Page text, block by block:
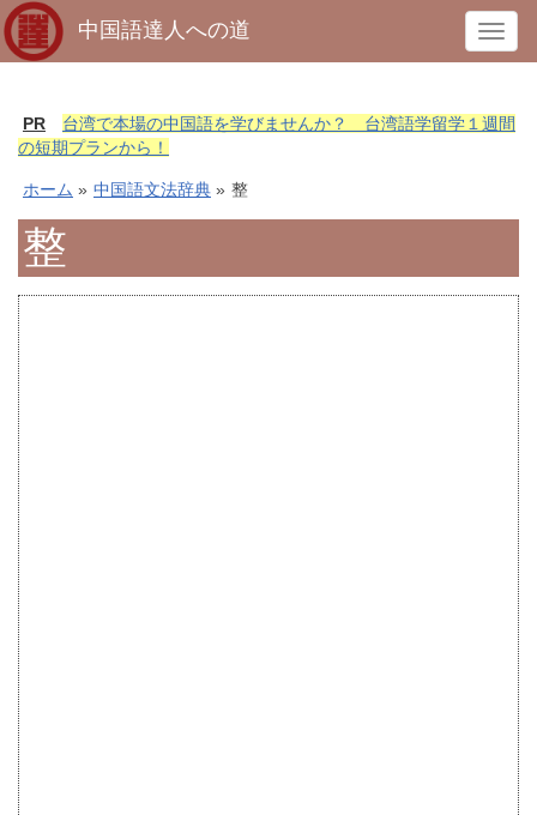
T
o
g
i
中国語達人への道
PR
台湾で本場の中国語を学びませんか？ 台湾語学留学１週間
の短期プランから！
ホーム » 中国語文法辞典 » 整
整